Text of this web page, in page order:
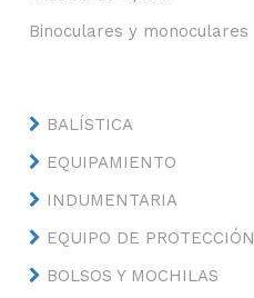
Binoculares y monoculares
BALÍSTICA
EQUIPAMIENTO
INDUMENTARIA
EQUIPO DE PROTECCIÓN
BOLSOS Y MOCHILAS